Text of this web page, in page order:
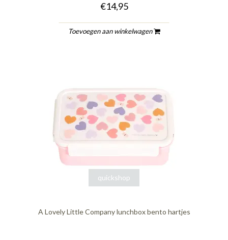
€14,95
Toevoegen aan winkelwagen
quickshop
A Lovely Little Company lunchbox bento hartjes